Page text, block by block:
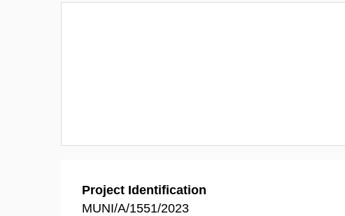
Project Identification
MUNI/A/1551/2023